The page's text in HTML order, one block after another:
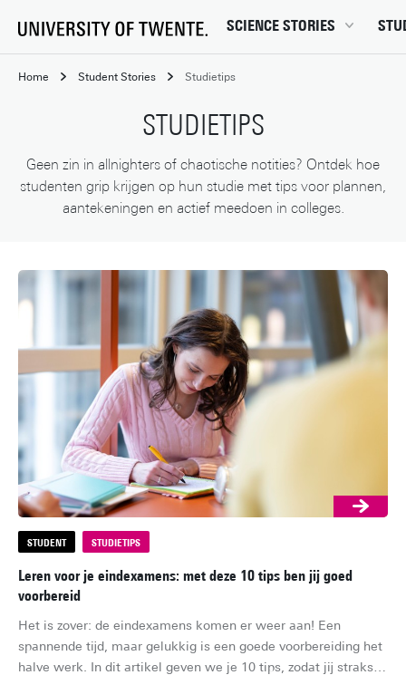
SCIENCE STORIES
Chiptechnologie
Gedrag & samenleving
Gezondheid
Klimaat
Natuurkunde & materialen
Veiligheid
Home Student Stories Studietips
STUDIETIPS
Geen zin in allnighters of chaotische notities? Ontdek hoe
studenten grip krijgen op hun studie met tips voor plannen,
aantekeningen en actief meedoen in colleges.
STUDENT STUDIETIPS
Leren voor je eindexamens: met deze 10 tips ben jij goed
voorbereid
Het is zover: de eindexamens komen er weer aan! Een
spannende tijd, maar gelukkig is een goede voorbereiding het
halve werk. In dit artikel geven we je 10 tips, zodat jij straks